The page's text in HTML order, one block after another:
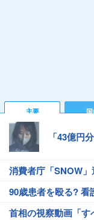
主要
「43億円
消費者庁「SNOW
90歳患者を殴る? 看
首相の視察動画「す